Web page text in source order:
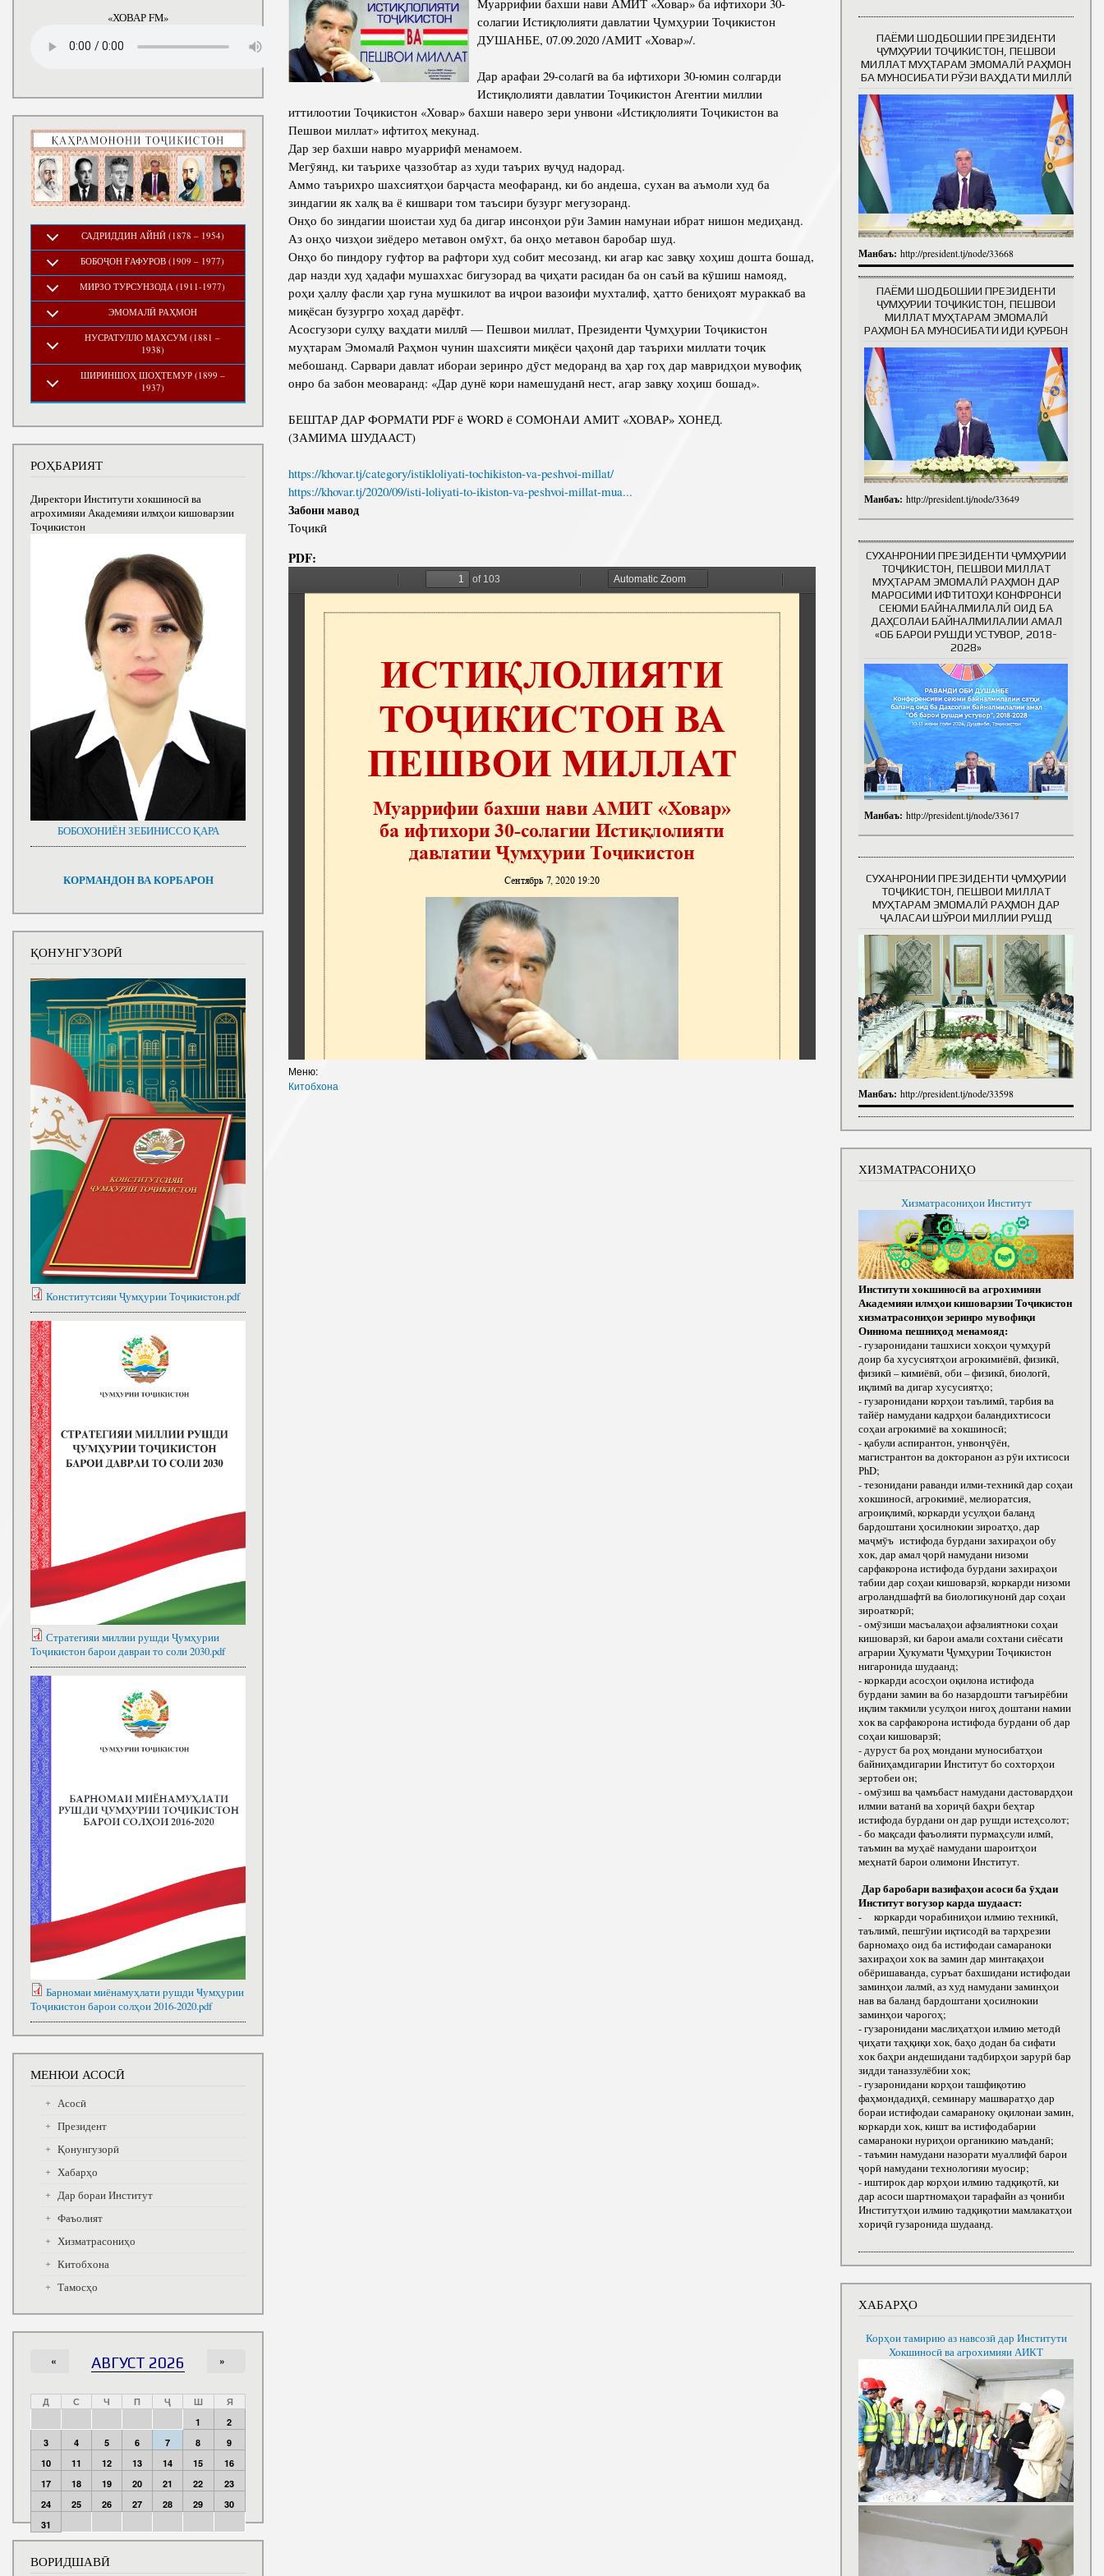
Сохтори Институт
Роҳбарон ва кормандон
солагии Истиқлолияти давлатии Ҷумҳурии Тоҷикистон
ДУШАНБЕ, 07.09.2020 /АМИТ «Ховар»/.
Дар арафаи 29-солагӣ ва ба ифтихори 30-юмин солгарди
Истиқлолияти давлатии Тоҷикистон Агентии миллии
иттилоотии Тоҷикистон «Ховар» бахши наверо зери унвони «Истиқлолияти Тоҷикистон ва
Пешвои миллат» ифтитоҳ мекунад.
Дар зер бахши навро муаррифӣ менамоем.
Мегӯянд, ки таърихе ҷаззобтар аз худи таърих вуҷуд надорад.
Аммо таърихро шахсиятҳои барҷаста меофаранд, ки бо андеша, сухан ва аъмоли худ ба
зиндагии як халқ ва ё кишвари том таъсири бузург мегузоранд.
Онҳо бо зиндагии шоистаи худ ба дигар инсонҳои рӯи Замин намунаи ибрат нишон медиҳанд.
Аз онҳо чизҳои зиёдеро метавон омӯхт, ба онҳо метавон баробар шуд.
Онҳо бо пиндору гуфтор ва рафтори худ собит месозанд, ки агар кас завқу хоҳиш дошта бошад,
дар назди худ ҳадафи мушаххас бигузорад ва ҷиҳати расидан ба он саъй ва кӯшиш намояд,
роҳи ҳаллу фасли ҳар гуна мушкилот ва иҷрои вазоифи мухталиф, ҳатто бениҳоят мураккаб ва
миқёсан бузургро хоҳад дарёфт.
Асосгузори сулҳу ваҳдати миллӣ — Пешвои миллат, Президенти Ҷумҳурии Тоҷикистон
муҳтарам Эмомалӣ Раҳмон чунин шахсияти миқёси ҷаҳонӣ дар таърихи миллати тоҷик
мебошанд. Сарвари давлат ибораи зеринро дӯст медоранд ва ҳар гоҳ дар мавридҳои мувофиқ
онро ба забон меоваранд: «Дар дунё кори намешуданӣ нест, агар завқу хоҳиш бошад».
БЕШТАР ДАР ФОРМАТИ PDF ё WORD ё СОМОНАИ АМИТ «ХОВАР» ХОНЕД.
(ЗАМИМА ШУДААСТ)
https://khovar.tj/category/istikloliyati-tochikiston-va-peshvoi-millat/
https://khovar.tj/2020/09/isti-loliyati-to-ikiston-va-peshvoi-millat-mua...
Забони мавод
Тоҷикӣ
PDF:
Меню:
Китобхона
«ХОВАР FM»
САДРИДДИН АЙНӢ (1878 – 1954)
БОБОҶОН ҒАФУРОВ (1909 – 1977)
МИРЗО ТУРСУНЗОДА (1911-1977)
ЭМОМАЛӢ РАҲМОН
НУСРАТУЛЛО МАХСУМ (1881 –
1938)
ШИРИНШОҲ ШОҲТЕМУР (1899 –
1937)
РОҲБАРИЯТ
Директори Институти хокшиносӣ ва
агрохимияи Академияи илмҳои кишоварзии
Тоҷикистон
БОБОХОНИЁН ЗЕБИНИССО ҚАРА
КОРМАНДОН ВА КОРБАРОН
ҚОНУНГУЗОРӢ
Конститутсияи Ҷумҳурии Тоҷикистон.pdf
Стратегияи миллии рушди Ҷумҳурии
Тоҷикистон барои давраи то соли 2030.pdf
Барномаи миёнамуҳлати рушди Ҹумҳурии
Тоҷикистон барои солҳои 2016-2020.pdf
МЕНЮИ АСОСӢ
Асосӣ
Президент
Қонунгузорӣ
Хабарҳо
Дар бораи Институт
Фаъолият
Хизматрасониҳо
Китобхона
Тамосҳо
АВГУСТ 2026
« »
Д С Ч П Ҷ Ш
Я
1
2
3
4 5 6 7 8
9
10
11 12 13 14 15
16
17
18 19 20 21 22
23
24
25 26 27 28 29
30
31
ВОРИДШАВӢ
ПАЁМИ ШОДБОШИИ ПРЕЗИДЕНТИ
ҶУМҲУРИИ ТОҶИКИСТОН, ПЕШВОИ
МИЛЛАТ МУҲТАРАМ ЭМОМАЛӢ РАҲМОН
БА МУНОСИБАТИ РӮЗИ ВАҲДАТИ МИЛЛӢ
Манбаъ: http://president.tj/node/33668
ПАЁМИ ШОДБОШИИ ПРЕЗИДЕНТИ
ҶУМҲУРИИ ТОҶИКИСТОН, ПЕШВОИ
МИЛЛАТ МУҲТАРАМ ЭМОМАЛӢ
РАҲМОН БА МУНОСИБАТИ ИДИ ҚУРБОН
Манбаъ: http://president.tj/node/33649
СУХАНРОНИИ ПРЕЗИДЕНТИ ҶУМҲУРИИ
ТОҶИКИСТОН, ПЕШВОИ МИЛЛАТ
МУҲТАРАМ ЭМОМАЛӢ РАҲМОН ДАР
МАРОСИМИ ИФТИТОҲИ КОНФРОНСИ
СЕЮМИ БАЙНАЛМИЛАЛӢ ОИД БА
ДАҲСОЛАИ БАЙНАЛМИЛАЛИИ АМАЛ
«ОБ БАРОИ РУШДИ УСТУВОР, 2018-
2028»
Манбаъ: http://president.tj/node/33617
СУХАНРОНИИ ПРЕЗИДЕНТИ ҶУМҲУРИИ
ТОҶИКИСТОН, ПЕШВОИ МИЛЛАТ
МУҲТАРАМ ЭМОМАЛӢ РАҲМОН ДАР
ҶАЛАСАИ ШӮРОИ МИЛЛИИ РУШД
Манбаъ: http://president.tj/node/33598
ХИЗМАТРАСОНИҲО
Хизматрасониҳои Институт
Институти хокшиносӣ ва агрохимияи
Академияи илмҳои кишоварзии Тоҷикистон
хизматрасониҳои зеринро мувофиқи
Оиннома пешниҳод менамояд:
- гузаронидани ташхиси хокҳои ҷумҳурӣ
доир ба хусусиятҳои агрокимиёвӣ, физикӣ,
физикӣ – кимиёвӣ, оби – физикӣ, биологӣ,
иқлимӣ ва дигар хусусиятҳо;
- гузаронидани корҳои таълимӣ, тарбия ва
тайёр намудани кадрҳои баландихтисоси
соҳаи агрокимиё ва хокшиносӣ;
- қабули аспирантон, унвонҷӯён,
магистрантон ва докторанон аз рӯи ихтисоси
РhD;
- тезонидани раванди илми-техникӣ дар соҳаи
хокшиносӣ, агрокимиё, мелиоратсия,
агроиқлимӣ, коркарди усулҳои баланд
бардоштани ҳосилнокии зироатҳо, дар
маҷмӯъ истифода бурдани захираҳои обу
хок, дар амал ҷорӣ намудани низоми
сарфакорона истифода бурдани захираҳои
табии дар соҳаи кишоварзӣ, коркарди низоми
агроландшафтӣ ва биологикунонӣ дар соҳаи
зироаткорӣ;
- омӯзиши масъалаҳои афзалиятноки соҳаи
кишоварзӣ, ки барои амали сохтани сиёсати
аграрии Ҳукумати Ҷумҳурии Тоҷикистон
нигаронида шудаанд;
- коркарди асосҳои оқилона истифода
бурдани замин ва бо назардошти тағъирёбии
иқлим такмили усулҳои нигоҳ доштани намии
хок ва сарфакорона истифода бурдани об дар
соҳаи кишоварзӣ;
- дуруст ба роҳ мондани муносибатҳои
байниҳамдигарии Институт бо сохторҳои
зертобеи он;
- омӯзиш ва ҷамъбаст намудани дастовардҳои
илмии ватанӣ ва хориҷӣ баҳри беҳтар
истифода бурдани он дар рушди истеҳсолот;
- бо мақсади фаъолияти пурмаҳсули илмӣ,
таъмин ва муҳаё намудани шароитҳои
меҳнатӣ барои олимони Институт.
Дар баробари вазифаҳои асоси ба ӯҳдаи
Институт вогузор карда шудааст:
- коркарди чорабиниҳои илмию техникӣ,
таълимӣ, пешгӯии иқтисодӣ ва тарҳрезии
барномаҳо оид ба истифодаи самараноки
захираҳои хок ва замин дар минтақаҳои
обёришаванда, суръат бахшидани истифодаи
заминҳои лалмӣ, аз худ намудани заминҳои
нав ва баланд бардоштани ҳосилнокии
заминҳои чарогоҳ;
- гузаронидани маслиҳатҳои илмию методӣ
ҷиҳати таҳқиқи хок, баҳо додан ба сифати
хок баҳри андешидани тадбирҳои зарурӣ бар
зидди таназзулёбии хок;
- гузаронидани корҳои ташфиқотию
фаҳмондадиҳӣ, семинару машваратҳо дар
бораи истифодаи самараноку оқилонаи замин,
коркарди хок, кишт ва истифодабарии
самараноки нуриҳои органикию маъданӣ;
- таъмин намудани назорати муаллифӣ барои
ҷорӣ намудани технологияи муосир;
- иштирок дар корҳои илмию тадқиқотӣ, ки
дар асоси шартномаҳои тарафайн аз ҷониби
Институтҳои илмию тадқиқотии мамлакатҳои
хориҷӣ гузаронида шудаанд.
ХАБАРҲО
Корҳои тамирию аз навсозӣ дар Институти
Хокшиносӣ ва агрохимияи АИКТ